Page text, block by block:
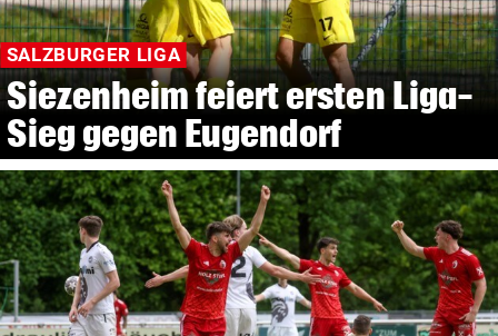
SALZBURGER LIGA
Siezenheim feiert ersten Liga-
Sieg gegen Eugendorf